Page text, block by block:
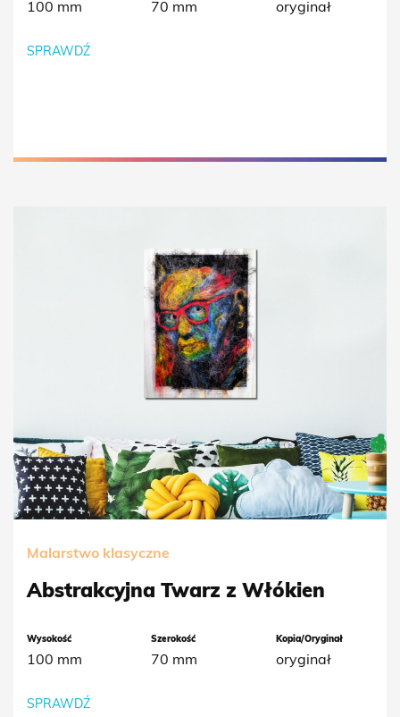
100 mm 70 mm oryginał
SPRAWDŹ
Malarstwo klasyczne
Abstrakcyjna Twarz z Włókien
Wysokość
100 mm
Szerokość
70 mm
Kopia/Oryginał
oryginał
SPRAWDŹ